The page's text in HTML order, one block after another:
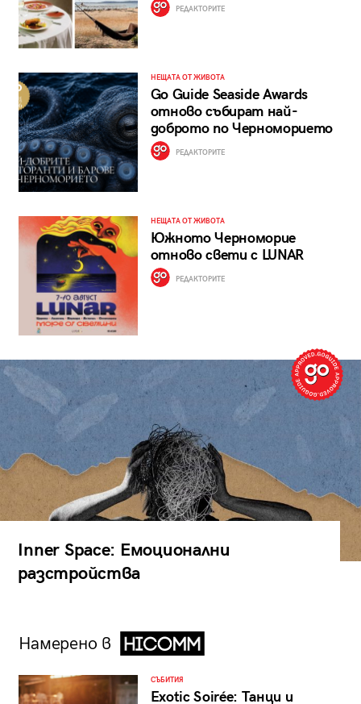
РЕДАКТОРИТЕ
НЕЩАТА ОТ ЖИВОТА
Go Guide Seaside Awards
отново събират най-
доброто по Черноморието
РЕДАКТОРИТЕ
НЕЩАТА ОТ ЖИВОТА
Южното Черноморие
отново свети с LUNAR
РЕДАКТОРИТЕ
Inner Space: Емоционални
разстройства
Намерено в
СЪБИТИЯ
Exotic Soirée: Танци и